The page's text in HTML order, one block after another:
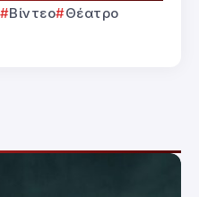
Βίντεο
Θέατρο